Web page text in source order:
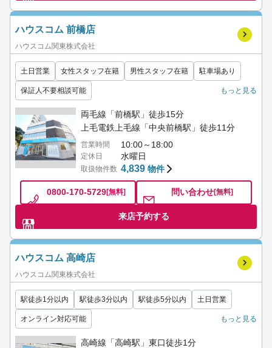
ハウスコム 前橋店
ハウスコム関東株式会社
土日営業 女性スタッフ在籍 男性スタッフ在籍 駐車場あり
保証人不要相談可能 もっと見る
両毛線「前橋駅」徒歩15分
上毛電鉄上毛線「中央前橋駅」徒歩11分
営業時間 10:00～18:00
定休日 水曜日
取扱物件数 4,839 物件
0800-170-5729[無料] 問い合わせ[無料]
来店予約する
ハウスコム 高崎店
ハウスコム関東株式会社
駅徒歩1分以内 駅徒歩3分以内 駅徒歩5分以内 土日営業
オンライン対応可能 もっと見る
高崎線「高崎駅」東口徒歩1分